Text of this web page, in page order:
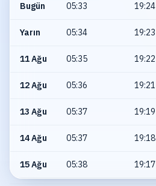
Bugün 05:33 19:24
Yarın 05:34 19:23
11 Ağu 05:35 19:22
12 Ağu 05:36 19:21
13 Ağu 05:37 19:19
14 Ağu 05:37 19:18
15 Ağu 05:38 19:17